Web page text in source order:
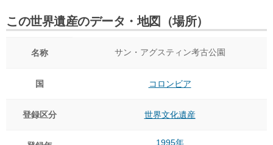
この世界遺産のデータ・地図（場所）
名称 サン・アグスティン考古公園
国 コロンビア
登録区分 世界文化遺産
1995年